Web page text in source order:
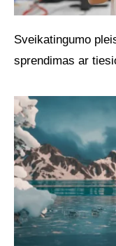
Sveikatingumo
sprendimas ar